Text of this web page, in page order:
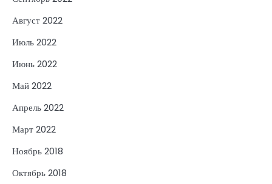
Август 2022
Июль 2022
Июнь 2022
Май 2022
Апрель 2022
Март 2022
Ноябрь 2018
Октябрь 2018